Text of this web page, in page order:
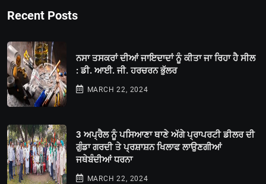
Recent Posts
ਨਸਾ ਤਸਕਰਾਂ ਦੀਆਂ ਜਾਇਦਾਦਾਂ ਨੂੰ ਕੀਤਾ ਜਾ ਰਿਹਾ ਹੈ ਸੀਲ
: ਡੀ. ਆਈ. ਜੀ. ਹਰਚਰਨ ਭੁੱਲਰ
MARCH 22, 2024
3 ਅਪ੍ਰੈਲ ਨੂੰ ਪਸਿਆਣਾ ਥਾਣੇ ਅੱਗੇ ਪ੍ਰਾਪਰਟੀ ਡੀਲਰ ਦੀ
ਗੁੰਡਾ ਗਰਦੀ ਤੇ ਪ੍ਰਸ਼ਾਸ਼ਨ ਖਿਲਾਫ ਲਾਉਣਗੀਆਂ
ਜਥੇਬੰਦੀਆਂ ਧਰਨਾ
MARCH 22, 2024